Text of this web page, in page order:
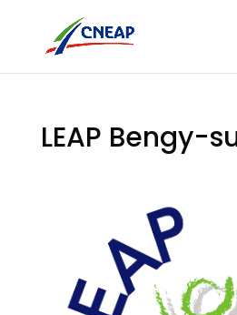
LEAP Bengy-